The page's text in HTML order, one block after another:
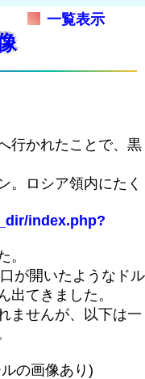
一覧表示
行かれたことで、黒
。ロシア領内にたく
index.php?
。
が開いたようなドル
出てきました。
ませんが、以下は一
の画像あり)